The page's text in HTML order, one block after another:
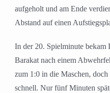
aufgeholt und am Ende
Abstand auf einen
In der 20. Spielminute bekam
Barakat nach einem
zum 1:0 in die Maschen,
schnell. Nur fünf Minuten